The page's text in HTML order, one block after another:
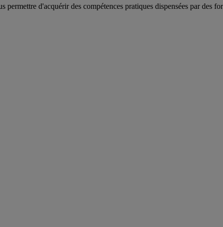
d'acquérir des compétences pratiques dispensées par des